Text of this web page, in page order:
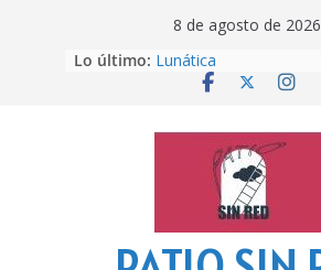
8 de agosto de 2026
Lo último: Lunática
Pero, hasta entonces…
‘La broma infinita’ de
lecturas veraniegas
Otra del Mundial